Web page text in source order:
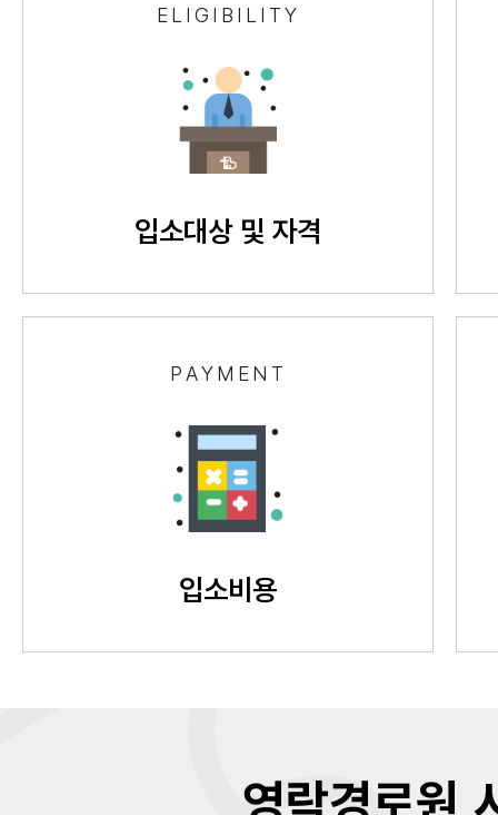
ELIGIBILITY
입소대상 및 자격
PAYMENT
입소비용